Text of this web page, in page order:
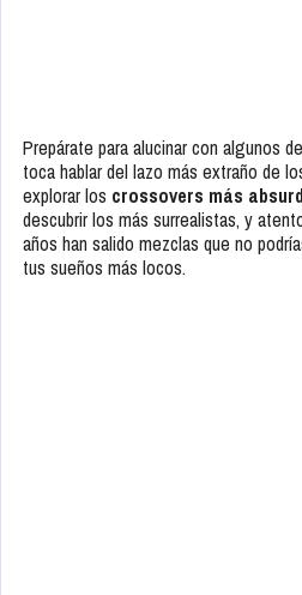
Prepárate para alucinar con algunos
toca hablar del lazo más extraño de
explorar los crossovers más
descubrir los más surrealistas, y
años han salido mezclas que no
tus sueños más locos.